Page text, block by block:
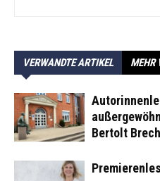
VERWANDTE ARTIKEL MEHR
Bertolt